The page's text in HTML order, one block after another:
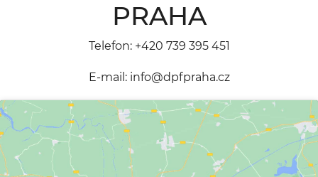
PRAHA
Telefon: +420 739 395 451
E-mail: info@dpfpraha.cz